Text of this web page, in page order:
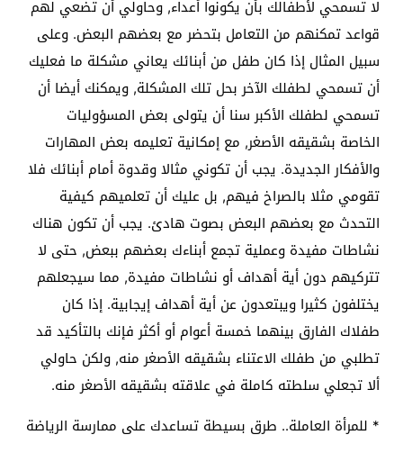
لا تسمحي لأطفالك بأن يكونوا أعداء, وحاولي أن تضعي لهم
قواعد تمكنهم من التعامل بتحضر مع بعضهم البعض. وعلى
سبيل المثال إذا كان طفل من أبنائك يعاني مشكلة ما فعليك
أن تسمحي لطفلك الآخر بحل تلك المشكلة, ويمكنك أيضا أن
تسمحي لطفلك الأكبر سنا أن يتولى بعض المسؤوليات
الخاصة بشقيقه الأصغر, مع إمكانية تعليمه بعض المهارات
والأفكار الجديدة. يجب أن تكوني مثالا وقدوة أمام أبنائك فلا
تقومي مثلا بالصراخ فيهم, بل عليك أن تعلميهم كيفية
التحدث مع بعضهم البعض بصوت هادئ. يجب أن تكون هناك
نشاطات مفيدة وعملية تجمع أبناءك بعضهم ببعض, حتى لا
تتركيهم دون أية أهداف أو نشاطات مفيدة, مما سيجعلهم
يختلفون كثيرا ويبتعدون عن أية أهداف إيجابية. إذا كان
طفلاك الفارق بينهما خمسة أعوام أو أكثر فإنك بالتأكيد قد
تطلبي من طفلك الاعتناء بشقيقه الأصغر منه, ولكن حاولي
ألا تجعلي سلطته كاملة في علاقته بشقيقه الأصغر منه.
* للمرأة العاملة.. طرق بسيطة تساعدك على ممارسة الرياضة